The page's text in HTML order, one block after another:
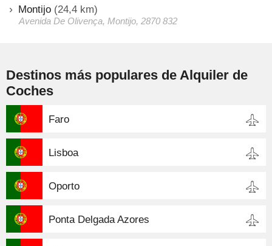
Montijo (24,4 km)
Avenida De Olivença, Montijo, 2870 832
Destinos más populares de Alquiler de
Coches
Faro
Lisboa
Oporto
Ponta Delgada Azores